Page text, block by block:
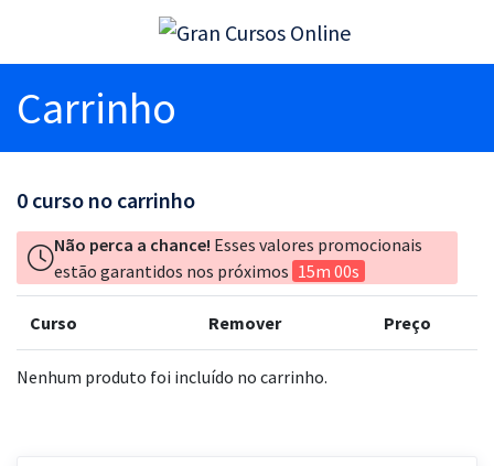
Carrinho
0 curso no carrinho
Não perca a chance! Esses valores promocionais
estão garantidos nos próximos 15m 00s
Curso Remover Preço
Nenhum produto foi incluído no carrinho.